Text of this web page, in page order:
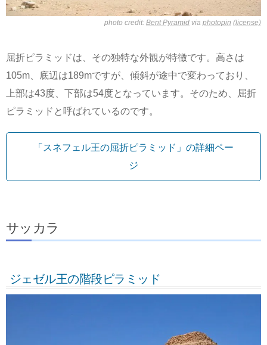
photo credit: Bent Pyramid via photopin (license)
屈折ピラミッドは、その独特な外観が特徴です。高さは
105m、底辺は189mですが、傾斜が途中で変わっており、
上部は43度、下部は54度となっています。そのため、屈折
ピラミッドと呼ばれているのです。
「スネフェル王の屈折ピラミッド」の詳細ペー
ジ
サッカラ
ジェゼル王の階段ピラミッド